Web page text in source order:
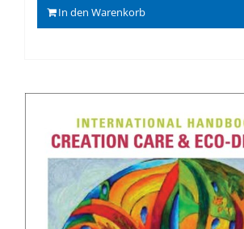
In den Warenkorb